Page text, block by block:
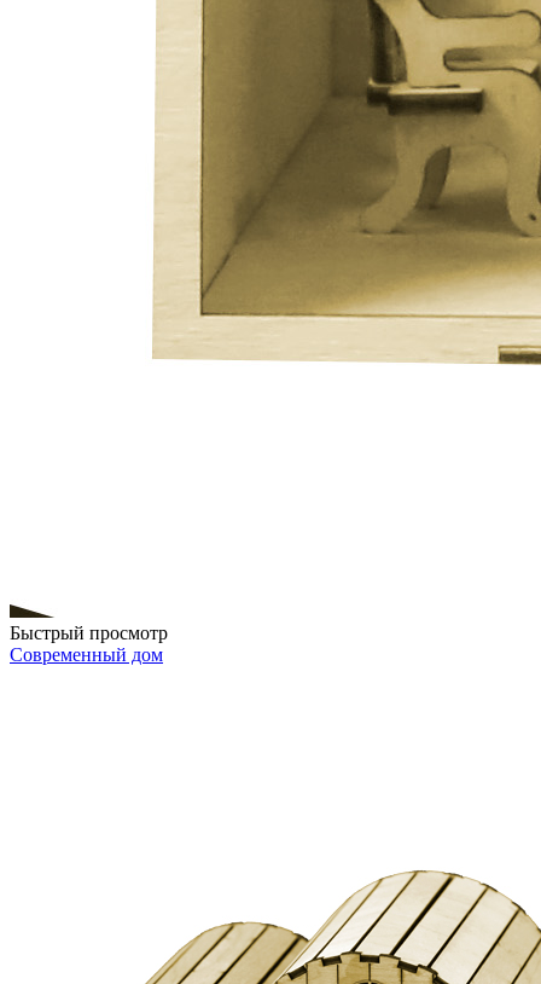
Быстрый просмотр
Современный дом